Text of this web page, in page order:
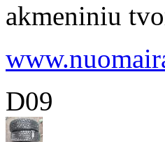
akmeniniu
D09